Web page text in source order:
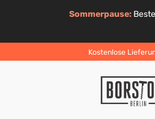
Sommerpause:
Kostenlose